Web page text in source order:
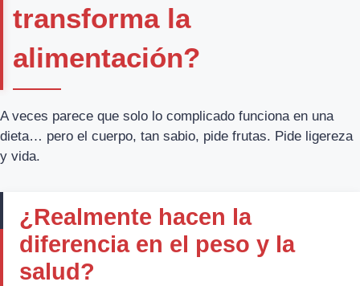
transforma la
alimentación?
A veces parece que solo lo complicado funciona en una
dieta… pero el cuerpo, tan sabio, pide frutas. Pide ligereza
y vida.
¿Realmente hacen la
diferencia en el peso y la
salud?